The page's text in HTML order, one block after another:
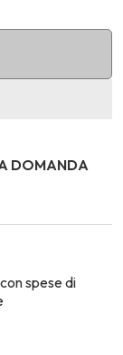
DOMANDA
spese di